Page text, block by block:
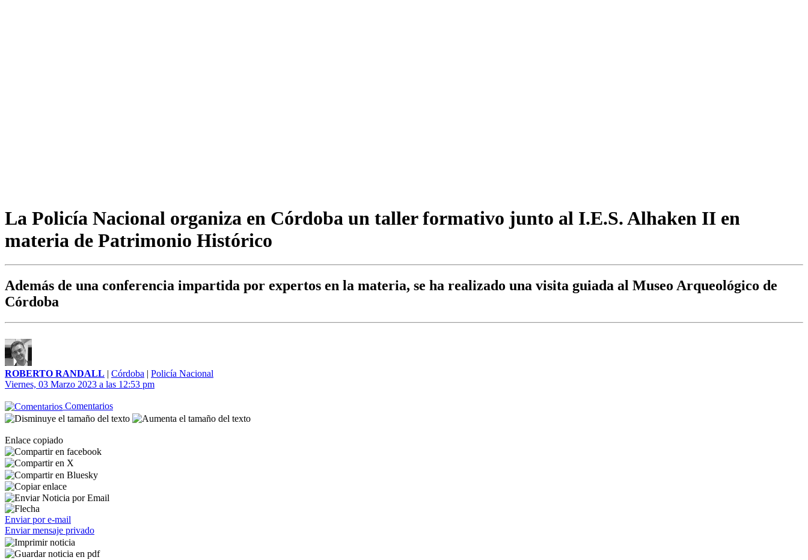
La Policía Nacional organiza en Córdoba un taller formativo junto al I.E.S. Alhaken II en
materia de Patrimonio Histórico
Además de una conferencia impartida por expertos en la materia, se ha realizado una visita guiada al Museo Arqueológico de
Córdoba
ROBERTO RANDALL | Córdoba | Policía Nacional
Viernes, 03 Marzo 2023 a las 12:53 pm
Comentarios
Enlace copiado
Enviar por e-mail
Enviar mensaje privado